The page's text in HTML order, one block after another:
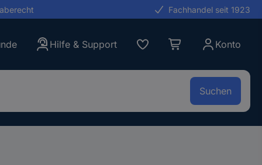
Fachhandel seit 1923
Hilfe & Support Konto
Suchen